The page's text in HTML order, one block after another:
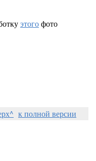
этогофото
к полной версии